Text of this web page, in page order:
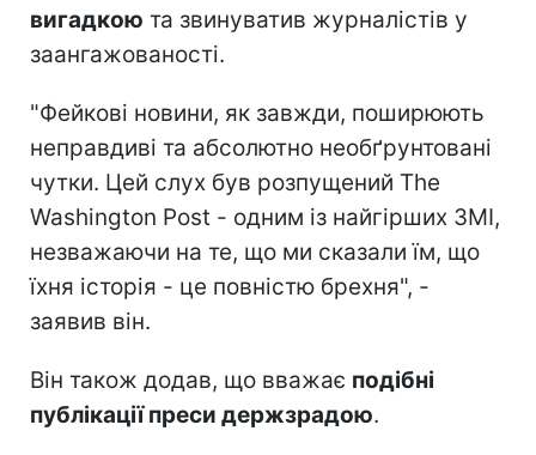
вигадкою та звинуватив журналістів у
заангажованості.
"Фейкові новини, як завжди, поширюють
неправдиві та абсолютно необґрунтовані
чутки. Цей слух був розпущений The
Washington Post - одним із найгірших ЗМІ,
незважаючи на те, що ми сказали їм, що
їхня історія - це повністю брехня", -
заявив він.
Він також додав, що вважає подібні
публікації преси держзрадою.